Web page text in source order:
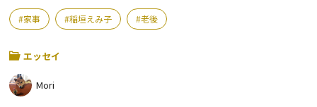
家事 稲垣えみ子 老後
エッセイ
Mori